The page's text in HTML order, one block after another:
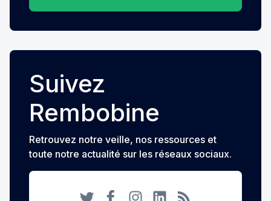
Suivez
Rembobine
Retrouvez notre veille, nos ressources et
toute notre actualité sur les réseaux sociaux.